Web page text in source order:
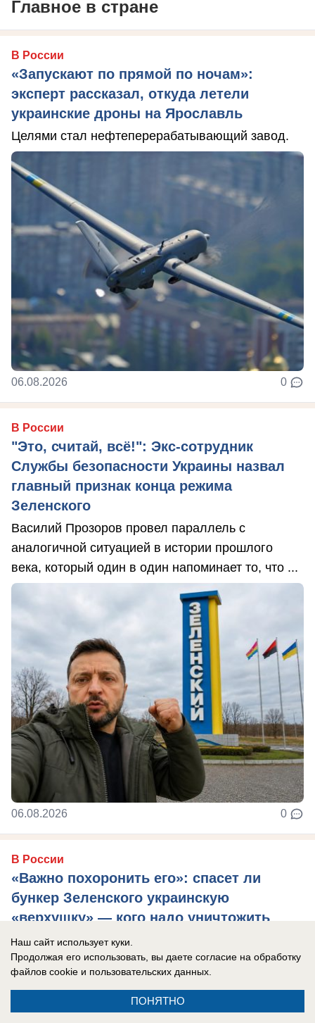
Главное в стране
В России
«Запускают по прямой по ночам»:
эксперт рассказал, откуда летели
украинские дроны на Ярославль
Целями стал нефтеперерабатывающий завод.
06.08.2026 0
В России
"Это, считай, всё!": Экс-сотрудник
Службы безопасности Украины назвал
главный признак конца режима
Зеленского
Василий Прозоров провел параллель с
аналогичной ситуацией в истории прошлого
века, который один в один напоминает то, что ...
06.08.2026 0
В России
«Важно похоронить его»: спасет ли
бункер Зеленского украинскую
«верхушку» — кого надо уничтожить
первым
Украина осталась без ПВО и многие объекты
теперь не защищены.
Наш сайт использует куки.
Продолжая его использовать, вы даете согласие на обработку
файлов cookie и пользовательских данных.
ПОНЯТНО